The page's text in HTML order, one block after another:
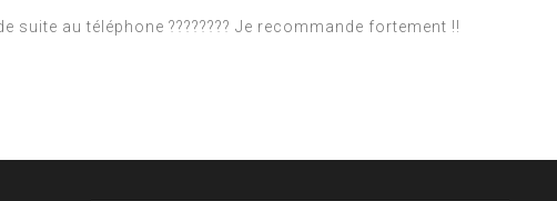
suite au téléphone ???????? Je recommande fortement !!